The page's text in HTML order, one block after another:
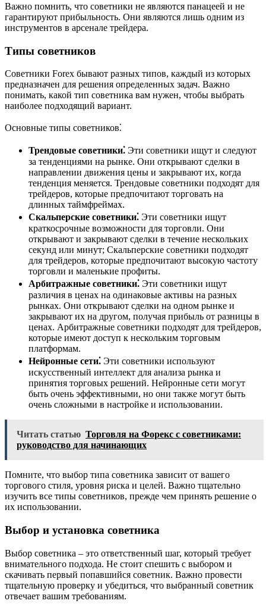
Важно помнить, что советники не являются панацеей и не
гарантируют прибыльность. Они являются лишь одним из
инструментов в арсенале трейдера.
Типы советников
Советники Forex бывают разных типов, каждый из которых
предназначен для решения определенных задач. Важно
понимать, какой тип советника вам нужен, чтобы выбрать
наиболее подходящий вариант.
Основные типы советников⁚
Трендовые советники⁚ Эти советники ищут и следуют
за тенденциями на рынке. Они открывают сделки в
направлении движения цены и закрывают их, когда
тенденция меняется. Трендовые советники подходят для
трейдеров, которые предпочитают торговать на
длинных таймфреймах.
Скальперские советники⁚ Эти советники ищут
краткосрочные возможности для торговли. Они
открывают и закрывают сделки в течение нескольких
секунд или минут; Скальперские советники подходят
для трейдеров, которые предпочитают высокую частоту
торговли и маленькие профиты.
Арбитражные советники⁚ Эти советники ищут
различия в ценах на одинаковые активы на разных
рынках. Они открывают сделки на одном рынке и
закрывают их на другом, получая прибыль от разницы в
ценах. Арбитражные советники подходят для трейдеров,
которые имеют доступ к нескольким торговым
платформам.
Нейронные сети⁚ Эти советники используют
искусственный интеллект для анализа рынка и
принятия торговых решений. Нейронные сети могут
быть очень эффективными, но они также могут быть
очень сложными в настройке и использовании.
Читать статью Торговля на Форекс с советниками:
руководство для начинающих
Помните, что выбор типа советника зависит от вашего
торгового стиля, уровня риска и целей. Важно тщательно
изучить все типы советников, прежде чем принять решение о
их использовании.
Выбор и установка советника
Выбор советника – это ответственный шаг, который требует
внимательного подхода. Не стоит спешить с выбором и
скачивать первый попавшийся советник. Важно провести
тщательную проверку и убедиться, что выбранный советник
отвечает вашим требованиям.